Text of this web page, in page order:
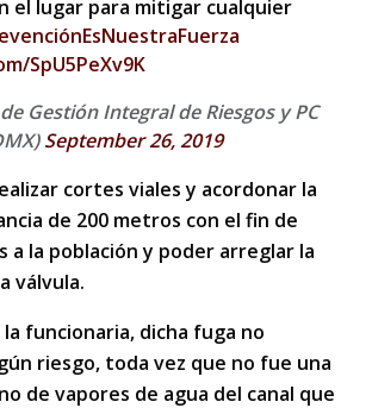
el lugar para mitigar cualquier
SpU5PeXv9K
Gestión Integral de Riesgos y PC
September 26, 2019
cortes viales y acordonar la
de 200 metros con el fin de
a la población y poder arreglar la
válvula.
funcionaria, dicha fuga no
riesgo, toda vez que no fue una
de vapores de agua del canal que